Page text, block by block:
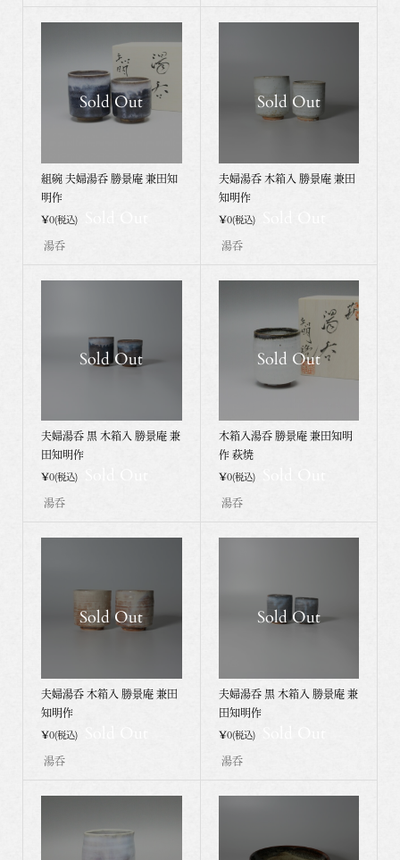
Sold Out
組碗 夫婦湯呑 勝景庵 兼田知
明作
¥0(税込)
湯呑
Sold Out
夫婦湯呑 木箱入 勝景庵 兼田
知明作
¥0(税込)
湯呑
Sold Out
夫婦湯呑 黒 木箱入 勝景庵 兼
田知明作
¥0(税込)
湯呑
Sold Out
木箱入湯呑 勝景庵 兼田知明
作 萩焼
¥0(税込)
湯呑
Sold Out
夫婦湯呑 木箱入 勝景庵 兼田
知明作
¥0(税込)
湯呑
Sold Out
夫婦湯呑 黒 木箱入 勝景庵 兼
田知明作
¥0(税込)
湯呑